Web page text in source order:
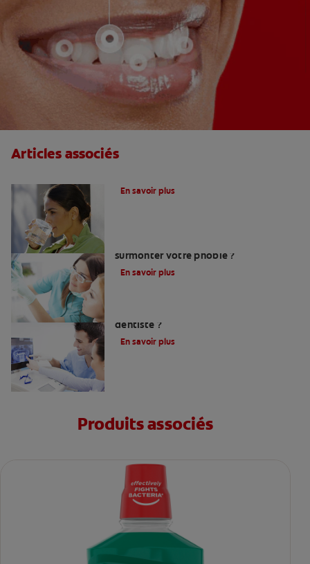
Articles associés
En savoir plus
surmonter votre phobie ?
En savoir plus
dentiste ?
En savoir plus
Produits associés